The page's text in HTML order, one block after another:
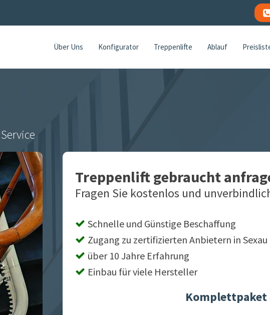
Über Uns Konfigurator Treppenlifte Ablauf
Treppenlift gebraucht
Fragen Sie kostenlos und
Schnelle und Günstige Beschaffung
Zugang zu zertifizierten Anbietern in Sexau
über 10 Jahre Erfahrung
Einbau für viele Hersteller
Komplettpaket